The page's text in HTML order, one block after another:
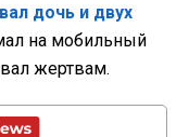
дочь и двух
на мобильный
жертвам.